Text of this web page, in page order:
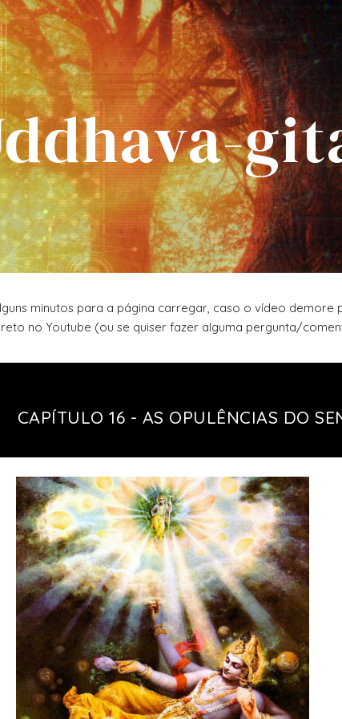
main content Skip to
minutos para a página carregar, caso o vídeo
no Youtube (ou se quiser fazer alguma pergunta/
CAPÍTULO 16 - AS OPULÊNCIAS DO